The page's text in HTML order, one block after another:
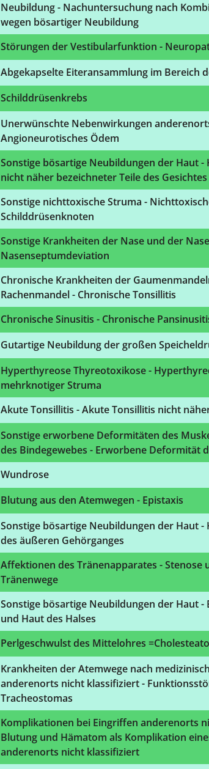
Neubildung - Nachuntersuchung nach
wegen bösartiger Neubildung
Störungen der Vestibularfunktion -
Abgekapselte Eiteransammlung im Bereich
Schilddrüsenkrebs
Unerwünschte Nebenwirkungen
Angioneurotisches Ödem
Sonstige bösartige Neubildungen der Haut -
nicht näher bezeichneter Teile des Gesichtes
Sonstige nichttoxische Struma -
Schilddrüsenknoten
Sonstige Krankheiten der Nase und der
Nasenseptumdeviation
Chronische Krankheiten der
Rachenmandel - Chronische Tonsillitis
Chronische Sinusitis - Chronische
Gutartige Neubildung der großen
Hyperthyreose Thyreotoxikose -
mehrknotiger Struma
Akute Tonsillitis - Akute Tonsillitis nicht
Sonstige erworbene Deformitäten des
des Bindegewebes - Erworbene Deformität
Wundrose
Blutung aus den Atemwegen - Epistaxis
Sonstige bösartige Neubildungen der Haut -
des äußeren Gehörganges
Affektionen des Tränenapparates - Stenose
Tränenwege
Sonstige bösartige Neubildungen der Haut
und Haut des Halses
Perlgeschwulst des Mittelohres
Krankheiten der Atemwege nach
anderenorts nicht klassifiziert -
Tracheostomas
Komplikationen bei Eingriffen anderenorts
Blutung und Hämatom als Komplikation
anderenorts nicht klassifiziert